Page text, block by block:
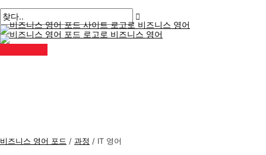
텐
츠
로
건
인
뉴
비즈니스 영어 포드 / 과정 / IT 영어
시
물
탐
색
비
즈
니
스
검
색
: